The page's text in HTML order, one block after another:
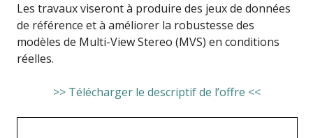
Les travaux viseront à produire des jeux de données
de référence et à améliorer la robustesse des
modèles de Multi-View Stereo (MVS) en conditions
réelles.
>> Télécharger le descriptif de l’offre <<